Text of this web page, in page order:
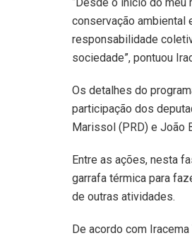
conservação ambiental
responsabilidade
sociedade”, pontuou
Os detalhes do
participação dos
Marissol (PRD) e João
Entre as ações, nesta
garrafa térmica para
de outras atividades.
De acordo com